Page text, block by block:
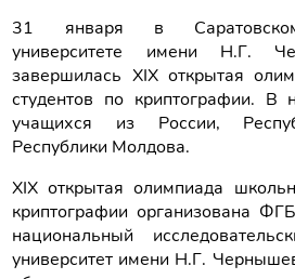
31 января в Саратовском
университете имени Н.Г.
завершилась XIX открытая
студентов по криптографии. В
учащихся из России,
Республики Молдова.
XIX открытая олимпиада
криптографии организована
национальный
университет имени Н.Г.